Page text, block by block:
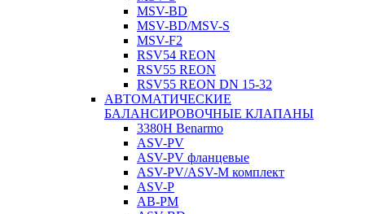
MSV-BD
MSV-BD/MSV-S
MSV-F2
RSV54 REON
RSV55 REON
RSV55 REON DN 15-32
АВТОМАТИЧЕСКИЕ
БАЛАНСИРОВОЧНЫЕ КЛАПАНЫ
3380H Benarmo
ASV-PV
ASV-PV фланцевые
ASV-PV/ASV-M комплект
ASV-P
AB-PM